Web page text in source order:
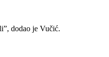
dodao je Vučić.